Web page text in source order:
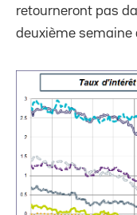
retourneront pas
deuxième semaine